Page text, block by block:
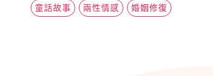
童話故事 兩性情感 婚姻修復